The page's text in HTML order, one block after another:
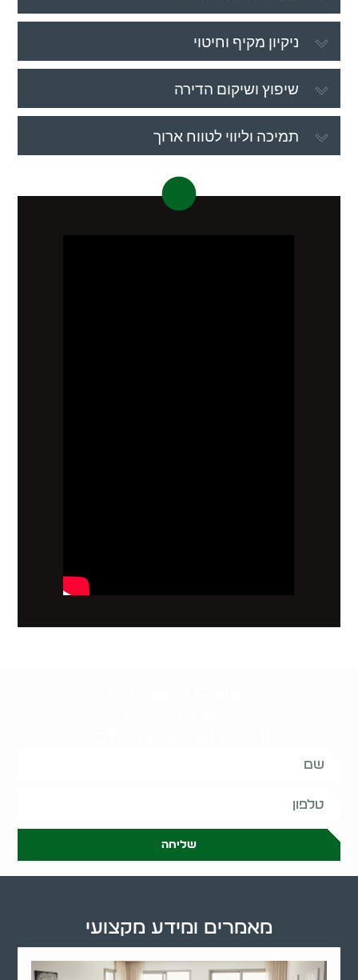
ניקיון מקיף וחיטוי
שיפוץ ושיקום הדירה
תמיכה וליווי לטווח ארוך
שליחה
מאמרים ומידע מקצועי